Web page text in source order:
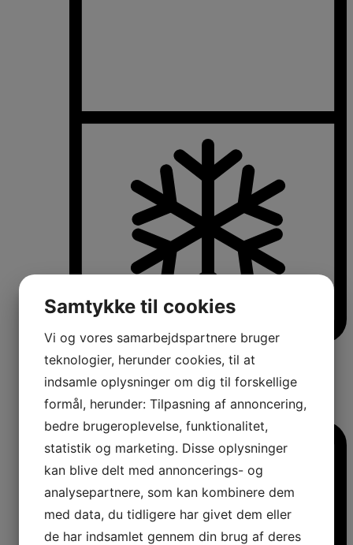
Køle-/fryseskabe
Fritstående køle-/fryseskabe
Integrerbare køle-/fryseskabe
Køleskabe med fryseboks
Amerikanerkøleskabe
Samtykke til cookies
Vi og vores samarbejdspartnere bruger
teknologier, herunder cookies, til at
indsamle oplysninger om dig til forskellige
formål, herunder: Tilpasning af annoncering,
bedre brugeroplevelse, funktionalitet,
statistik og marketing. Disse oplysninger
kan blive delt med annoncerings- og
analysepartnere, som kan kombinere dem
med data, du tidligere har givet dem eller
de har indsamlet gennem din brug af deres